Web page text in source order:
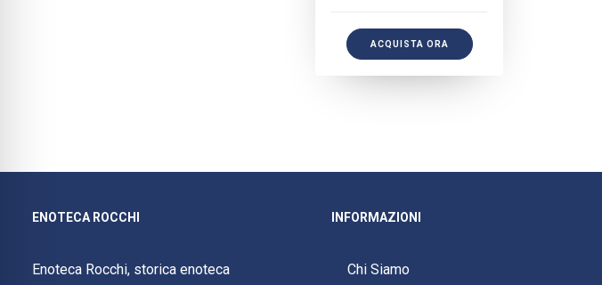
ACQUISTA ORA
ENOTECA ROCCHI
Enoteca Rocchi, storica enoteca
INFORMAZIONI
Chi Siamo